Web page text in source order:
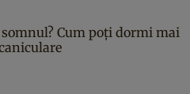
Cum poți dormi mai